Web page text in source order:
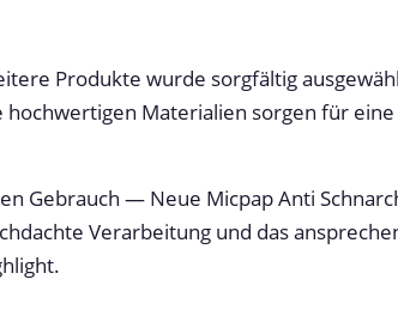
Produkte wurde sorgfältig
Materialien sorgen für
Gebrauch — Neue Micpap Anti
Verarbeitung und das